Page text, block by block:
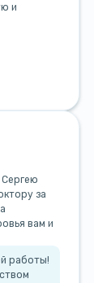
и
Сергею
за
вам и
работы!